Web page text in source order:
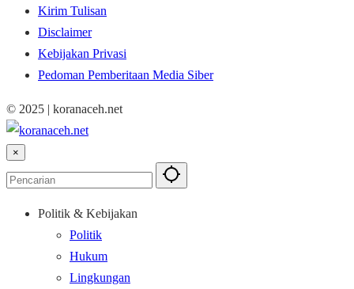
Kirim Tulisan
Disclaimer
Kebijakan Privasi
Pedoman Pemberitaan Media Siber
© 2025 | koranaceh.net
×
Politik & Kebijakan
Politik
Hukum
Lingkungan